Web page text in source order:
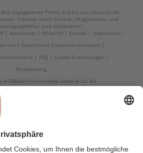
angegebenen Preise in Euro und inklusive der
Irrtümer durch Schreib-, Programmier- und
sind vorbehalten.
Newsletter Widerruf Kontakt
Impressum
uns
Gesetzliche Zusatzinformationen
FAQ
Cookie-Einstellungen
Rücksendung
NORMA24 Online-Shop GmbH & Co. KG